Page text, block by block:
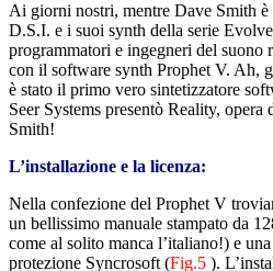
Ai giorni nostri, mentre Dave Smith è
D.S.I. e i suoi synth della serie
programmatori e ingegneri del suono
con il software synth Prophet V. Ah,
è stato il primo vero sintetizzatore
Seer Systems presentò Reality,
Smith!
L’installazione e la licenza:
Nella confezione del Prophet V
un bellissimo manuale stampato da
come al solito manca l’italiano!) e
protezione Syncrosoft (Fig.5 ).